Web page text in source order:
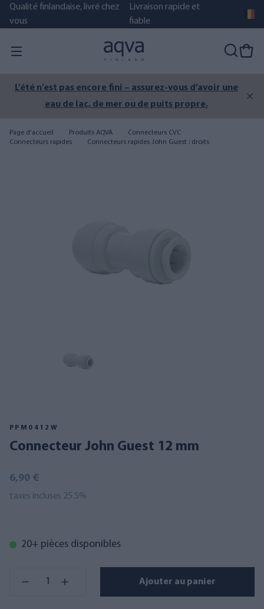
Qualité finlandaise, livré chez
vous
Livraison rapide et
fiable
L’été n’est pas encore fini – assurez-vous d’avoir une
eau de lac, de mer ou de puits propre.
Page d'accueil Produits AQVA
Connecteurs CVC
Connecteurs rapides
Connecteurs rapides John Guest : droits
PPM0412W
Connecteur John Guest 12 mm
6,90 €
taxes incluses 25.5%
20+ pièces disponibles
Ajouter au panier